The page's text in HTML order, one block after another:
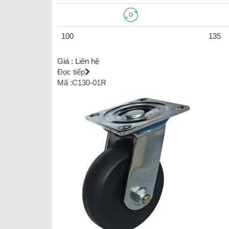
100 135
Giá : Liên hệ
Đọc tiếp
Mã :C130-01R